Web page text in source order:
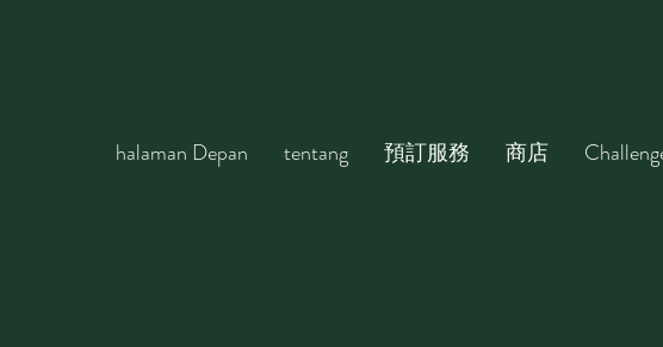
halaman Depan tentang 預訂服務 商店